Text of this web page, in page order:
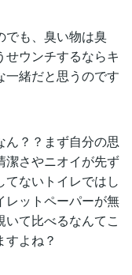
でも、臭い物は臭
ウンチするならキ
一緒だと思うのです
ん？？まず自分の思
潔さやニオイが先ず
ないトイレではし
レットペーパーが無
て比べるなんてこ
よね？